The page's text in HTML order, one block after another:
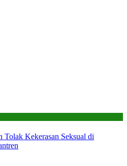
Tolak Kekerasan Seksual di